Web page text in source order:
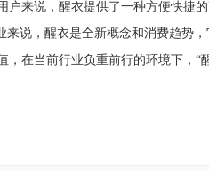
来说，醒衣提供了一种方便快捷的
来说，醒衣是全新概念和消费趋势
，在当前行业负重前行的环境下，“